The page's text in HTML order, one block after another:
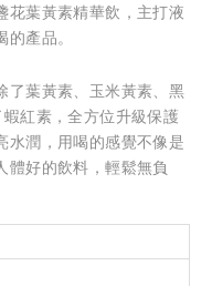
花葉黃素精華飲，主打液
產品。
了葉黃素、玉米黃素、黑
紅素，全方位升級保護
水潤，用喝的感覺不像是
體好的飲料，輕鬆無負